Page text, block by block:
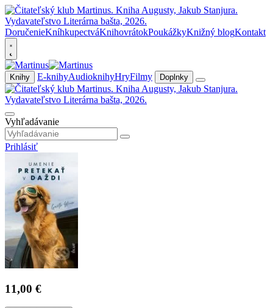
DoručenieKníhkupectváKnihovrátokPoukážkyKnižný blogKontakt
Knihy E-knihyAudioknihyHryFilmy Doplnky
Vyhľadávanie
Prihlásiť
11,00 €